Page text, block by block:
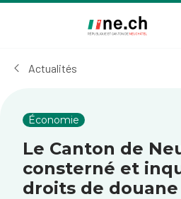
cookies
Actualités
Économie
Le Canton de
consterné et
droits de